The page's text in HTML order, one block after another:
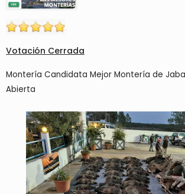
Votación Cerrada
Montería Candidata Mejor Montería de
Abierta